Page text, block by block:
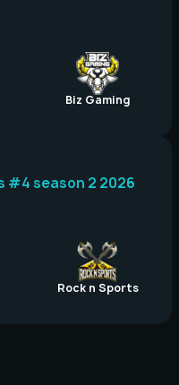
Biz Gaming
Rock n Sports
CCT South America Series #4 season 2 2026